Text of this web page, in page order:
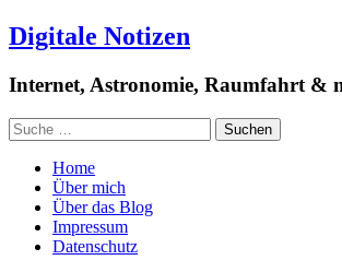
Digitale Notizen
Internet, Astronomie, Raumfahrt &
Home
Über mich
Über das Blog
Impressum
Datenschutz